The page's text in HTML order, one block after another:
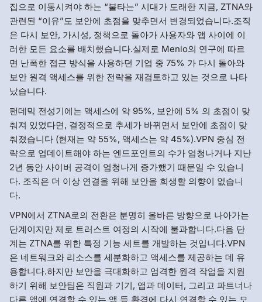
집으로 이동시켜야 하는 “불타는” 시대가 도래한 지금, ZTNA와
관련된 “이유”도 보안에 초점을 맞추면서 변경되었습니다.조직
은 다시 보안, 가시성, 정책으로 돌아가 사용자와 앱 사이에 이
러한 모든 요소를 배치했습니다.실제로 Menlo의 연구에 따르
면 난폭한 접근 방식을 사용하던 기업 중 75% 가 다시 돌아와
보안 원격 액세스를 위한 전략을 재검토하고 있는 것으로 나타
났습니다.
팬데믹 전성기에는 액세스에 약 95%, 보안에 5% 의 초점이 맞
춰져 있었다면, 결정적으로 추세가 바뀌면서 보안에 초점이 맞
춰졌습니다 (현재는 약 55%, 액세스는 약 45%).VPN 중심 전
략으로 업데이트해야 하는 엔드포인트의 수가 엄청나거나 지난
2년 동안 사이버 공격이 엄청나게 증가했기 때문일 수 있습니
다. 조직은 더 이상 연결을 위해 보안을 희생할 의향이 없습니
다.
VPN에서 ZTNA로의 전환은 분명히 올바른 방향으로 나아가는
단계이지만 제로 트러스트 여정의 시작에 불과합니다.다음 단
계는 ZTNA를 위한 특정 기능 세트를 개발하는 것입니다.VPN
은 네트워크와 리소스를 세분화하고 액세스를 제공하는 데 유
용합니다.하지만 보안을 극대화하고 엄격한 원격 작업을 지원
하기 위해 보안팀은 직원과 기기, 앱과 데이터, 그리고 파트너나
다른 앱에 연결할 수 있는 앱 등 환경에 다시 연결할 수 있는 모